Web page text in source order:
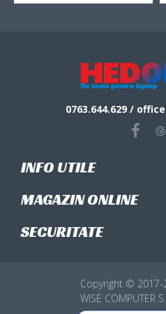
0763.644.629 /
INFO UTILE
MAGAZIN ONLINE
SECURITATE
Copyright © 2017-
WISE COMPUTER